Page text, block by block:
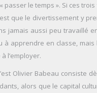
passer le temps ». Si ces
que le divertissement y
jamais aussi peu travaillé
apprendre en classe,
l’employer.
Olivier Babeau consiste
alors que le capital